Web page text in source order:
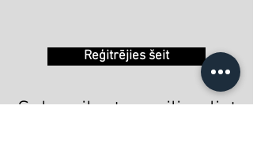
Reģitrējies šeit
Subscribe to mailing list